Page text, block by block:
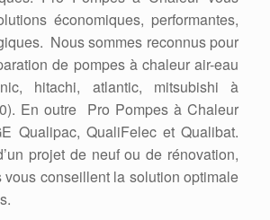
économiques, performantes,
Nous sommes reconnus pour
de pompes à chaleur air-eau
hitachi, atlantic, mitsubishi à
En outre Pro Pompes à Chaleur
Qualipac, QualiFelec et Qualibat.
projet de neuf ou de rénovation,
vous conseillent la solution optimale